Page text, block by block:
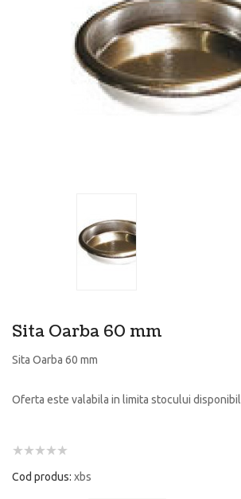
Sita Oarba 60 mm
Sita Oarba 60 mm
Oferta este valabila in limita stocului disponibil
Cod produs: xbs